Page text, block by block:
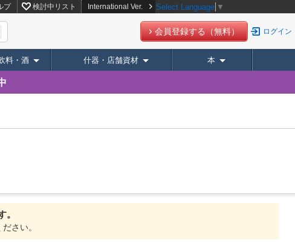
サイト【スーパーデリバリー】
プ 検討中リスト International Ver. Select Language ▼
会員登録する（無料） ログイン
料・酒 什器・店舗資材 本
。
さい。